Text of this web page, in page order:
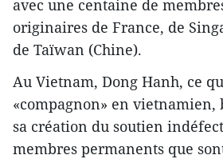
avec une centaine de
originaires de France, de
de Taïwan (Chine).
Au Vietnam, Dong Hanh, ce
«compagnon» en
sa création du soutien
membres permanents que